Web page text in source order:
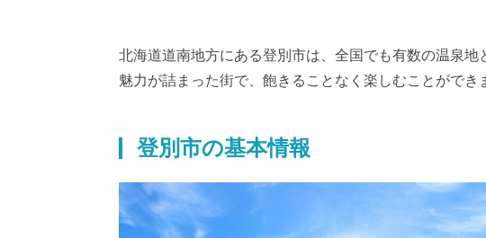
北海道道南地方にある登別市は、全国でも有数の温泉
魅力が詰まった街で、飽きることなく楽しむことができ
登別市の基本情報